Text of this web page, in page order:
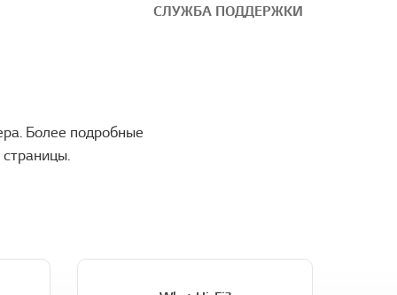
СЛУЖБА ПОДДЕРЖКИ
Более подробные